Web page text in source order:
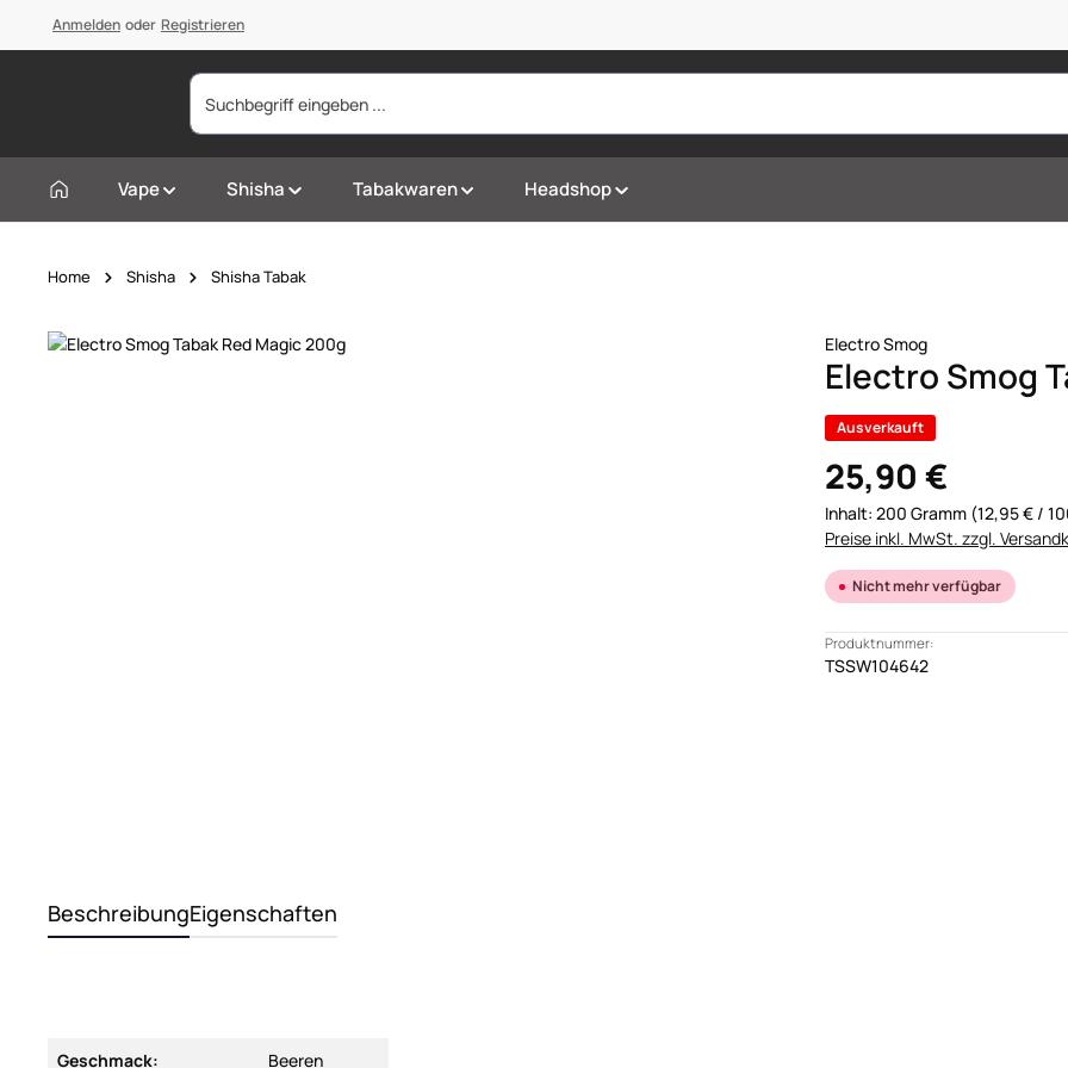
Zur Hauptnavigation springen
Anmelden oder Registrieren
Vape Shisha Tabakwaren Headshop
Home Shisha Shisha Tabak
Bildergalerie überspringen Electro Smog
Electro Smog
Ausverkauft
25,90 €
Inhalt: 200 Gramm (12,95 € /
Preise inkl. MwSt. zzgl.
Nicht mehr verfügbar
Produktnummer:
TSSW104642
BeschreibungEigenschaften
Geschmack: Beeren